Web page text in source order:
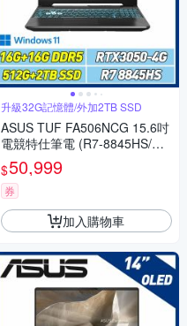
升級32G記憶體/外加2TB SSD
ASUS TUF FA506NCG 15.6吋
電競特仕筆電 (R7-8845HS/RT
X3050 4GB/16G+16G/512G+2
TB SSD/曜石黑)
$50,999
券
加入購物車